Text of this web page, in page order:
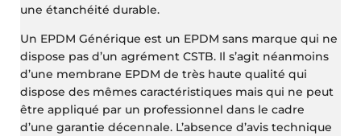
une étanchéité durable.
Un EPDM Générique est un EPDM sans marque qui ne
dispose pas d’un agrément CSTB. Il s’agit néanmoins
d’une membrane EPDM de très haute qualité qui
dispose des mêmes caractéristiques mais qui ne peut
être appliqué par un professionnel dans le cadre
d’une garantie décennale. L’absence d’avis technique